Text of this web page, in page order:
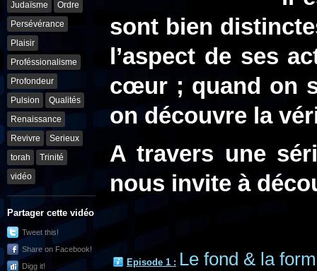
Judaïsme
Ordre
Persévérance
Plaisir
Proféssionalisme
Profondeur
Pulsion
Qualités
Renaissance
Revivre
Serieux
torah
Trinité
vidéo
Partager cette vidéo
Tweet this!
Share on Facebook!
Digg it!
sont bien
l’aspect de ses
cœur ; quand on
on découvre la
A travers une
nous invite à
Episode 1 : Le fond & la